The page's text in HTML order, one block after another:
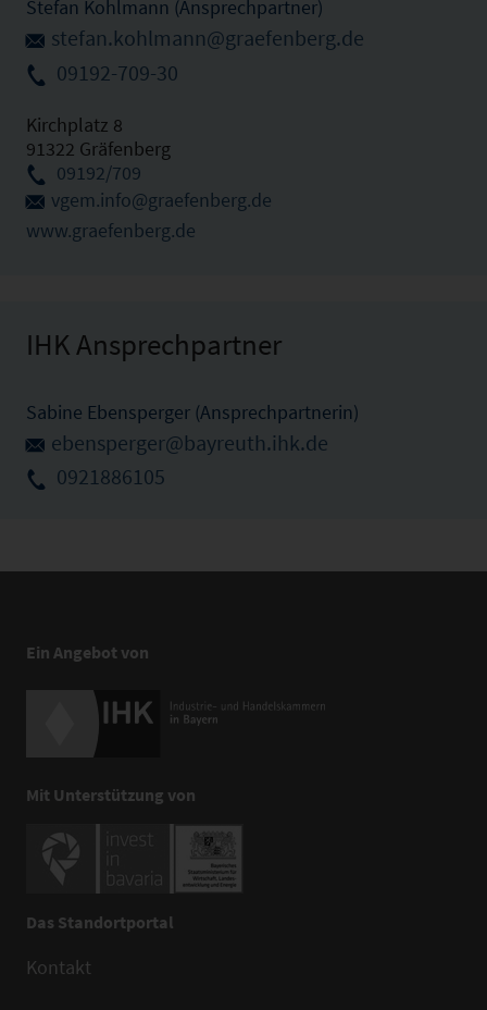
Stefan Kohlmann (Ansprechpartner)
stefan.kohlmann@graefenberg.de
09192-709-30
Kirchplatz 8
91322 Gräfenberg
09192/709
vgem.info@graefenberg.de
www.graefenberg.de
IHK Ansprechpartner
Sabine Ebensperger (Ansprechpartnerin)
ebensperger@bayreuth.ihk.de
0921886105
Ein Angebot von
Mit Unterstützung von
Das Standortportal
Kontakt